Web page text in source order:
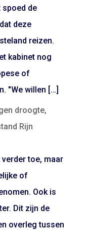
spoed de
deze
reizen.
kabinet nog
of
"We willen […]
droogte,
Rijn
toe, maar
of
Ook is
Dit zijn de
overleg tussen